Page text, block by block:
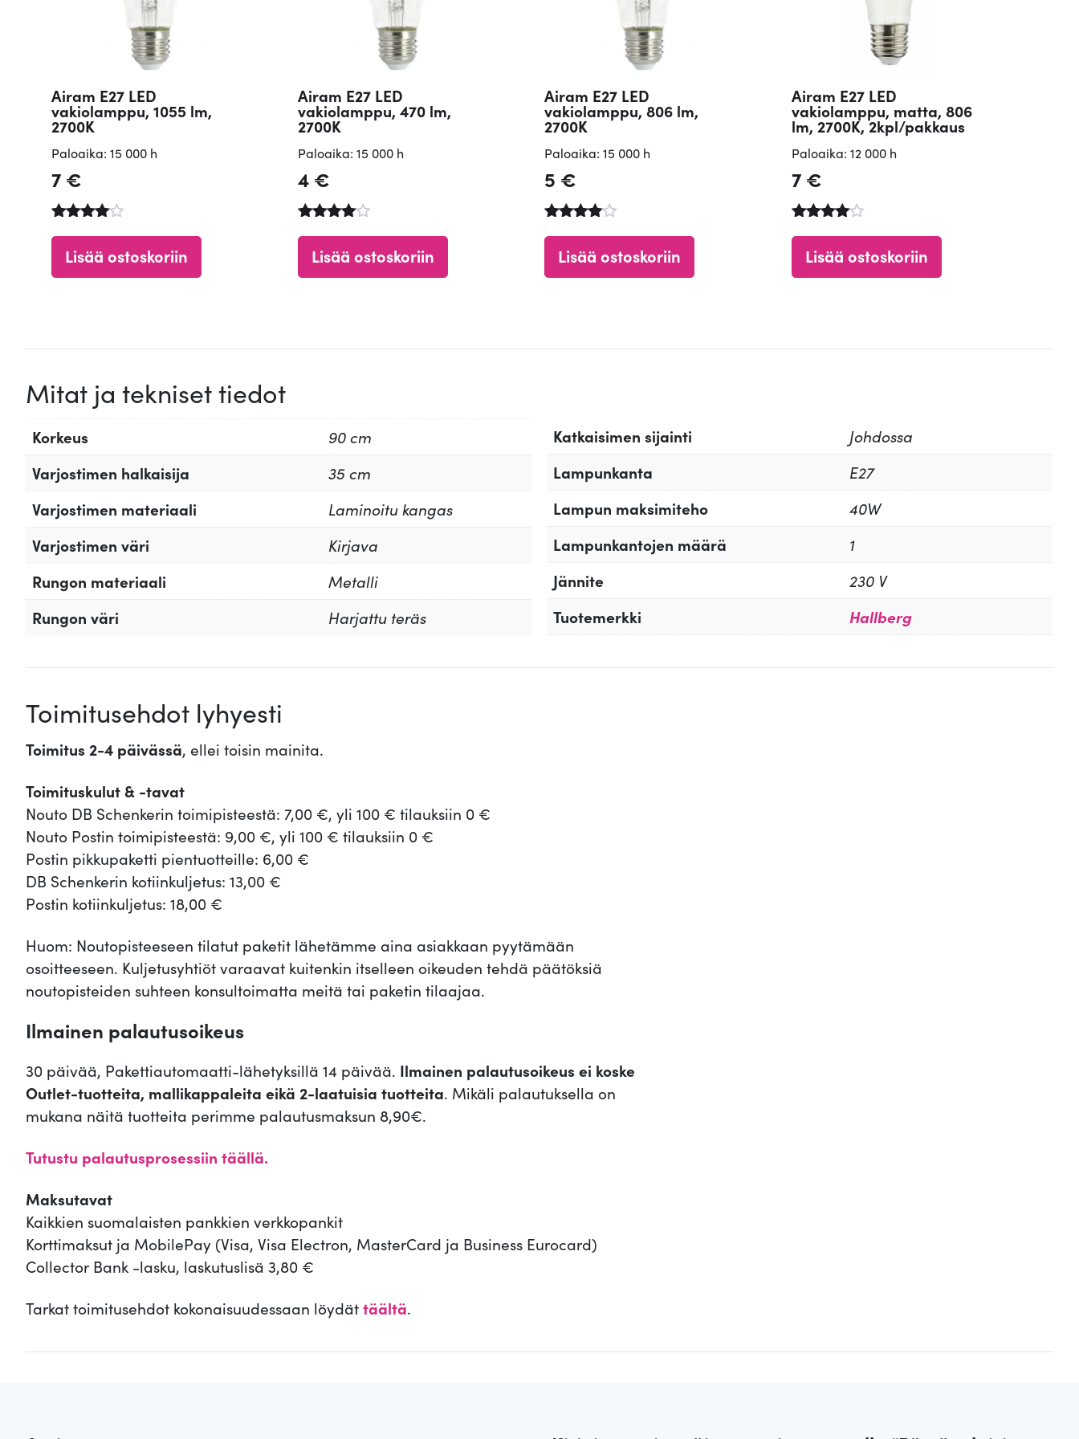
s
o
t
-
5
m
Airam E27 LED
vakiolamppu, 1055 lm,
2700K
Paloaika: 15 000 h
7€
tuotteesta
Lisää ostoskoriin
Airam E27 LED
vakiolamppu, 470 lm,
2700K
Paloaika: 15 000 h
4 €
tuotteesta
Lisää ostoskoriin
Airam E27 LED
vakiolamppu, 806 lm,
2700K
Paloaika: 15 000 h
5 €
tuotteesta
Lisää ostoskoriin
Airam E27 LED
vakiolamppu, matta, 806
lm, 2700K, 2kpl/pakkaus
Paloaika: 12 000 h
7€
tuotteesta
Lisää ostoskoriin
Mitat ja tekniset tiedot
Korkeus
90 cm
Varjostimen halkaisija
35 cm
Varjostimen materiaali
Laminoitu kangas
Varjostimen väri
Kirjava
Rungon materiaali
Metalli
Rungon väri
Harjattu teräs
Katkaisimen sijainti
Johdossa
Lampunkanta
E27
Lampun maksimiteho
40W
Lampunkantojen määrä
1
Jännite
230 V
Tuotemerkki
Hallberg
Toimitusehdot lyhyesti
Toimitus 2-4 päivässä, ellei toisin mainita.
Toimituskulut & -tavat
Nouto DB Schenkerin toimipisteestä: 7,00 €, yli 100 € tilauksiin 0 €
Nouto Postin toimipisteestä: 9,00 €, yli 100 € tilauksiin 0 €
Postin pikkupaketti pientuotteille: 6,00 €
DB Schenkerin kotiinkuljetus: 13,00 €
Postin kotiinkuljetus: 18,00 €
Huom: Noutopisteeseen tilatut paketit lähetämme aina asiakkaan pyytämään
osoitteeseen. Kuljetusyhtiöt varaavat kuitenkin itselleen oikeuden tehdä päätöksiä
noutopisteiden suhteen konsultoimatta meitä tai paketin tilaajaa.
Ilmainen palautusoikeus
30 päivää, Pakettiautomaatti-lähetyksillä 14 päivää. Ilmainen palautusoikeus ei koske
Outlet-tuotteita, mallikappaleita eikä 2-laatuisia tuotteita. Mikäli palautuksella on
mukana näitä tuotteita perimme palautusmaksun 8,90€.
Tutustu palautusprosessiin täällä.
Maksutavat
Kaikkien suomalaisten pankkien verkkopankit
Korttimaksut ja MobilePay (Visa, Visa Electron, MasterCard ja Business Eurocard)
Collector Bank -lasku, laskutuslisä 3,80 €
Tarkat toimitusehdot kokonaisuudessaan löydättäältä.